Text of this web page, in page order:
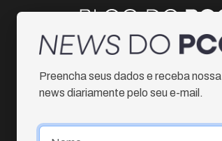
Instagram
Facebook
Preencha seus dados e receba nossa
news diariamente pelo seu e-mail.